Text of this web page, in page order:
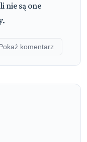
nie są one
komentarz